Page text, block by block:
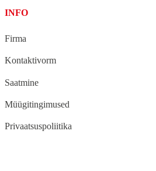
INFO
Firma
Kontaktivorm
Saatmine
Müügitingimused
Privaatsuspoliitika